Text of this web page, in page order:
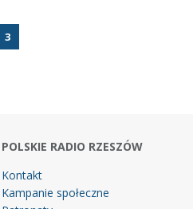
3
POLSKIE RADIO RZESZÓW
Kontakt
Kampanie społeczne